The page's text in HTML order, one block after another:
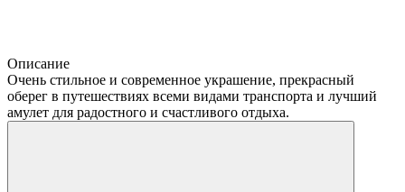
Описание
Очень стильное и современное украшение, прекрасный
оберег в путешествиях всеми видами транспорта и лучший
амулет для радостного и счастливого отдыха.